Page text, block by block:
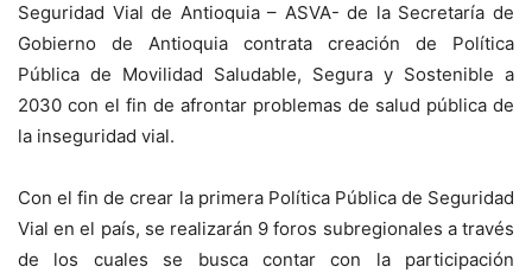
Seguridad Vial de Antioquia – ASVA- de la Secretaría de
Gobierno de Antioquia contrata creación de Política
Pública de Movilidad Saludable, Segura y Sostenible a
2030 con el fin de afrontar problemas de salud pública de
la inseguridad vial.
Con el fin de crear la primera Política Pública de Seguridad
Vial en el país, se realizarán 9 foros subregionales a través
de los cuales se busca contar con la participación